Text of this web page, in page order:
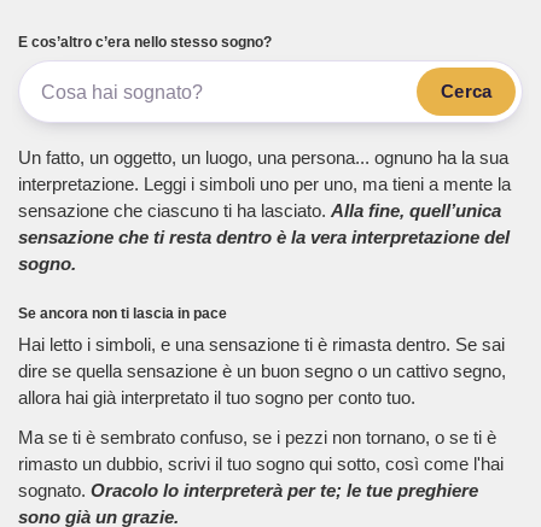
E cos’altro c’era nello stesso sogno?
Cerca
Un fatto, un oggetto, un luogo, una persona... ognuno ha la sua
interpretazione. Leggi i simboli uno per uno, ma tieni a mente la
sensazione che ciascuno ti ha lasciato. Alla fine, quell’unica
sensazione che ti resta dentro è la vera interpretazione del
sogno.
Se ancora non ti lascia in pace
Hai letto i simboli, e una sensazione ti è rimasta dentro. Se sai
dire se quella sensazione è un buon segno o un cattivo segno,
allora hai già interpretato il tuo sogno per conto tuo.
Ma se ti è sembrato confuso, se i pezzi non tornano, o se ti è
rimasto un dubbio, scrivi il tuo sogno qui sotto, così come l'hai
sognato. Oracolo lo interpreterà per te; le tue preghiere
sono già un grazie.